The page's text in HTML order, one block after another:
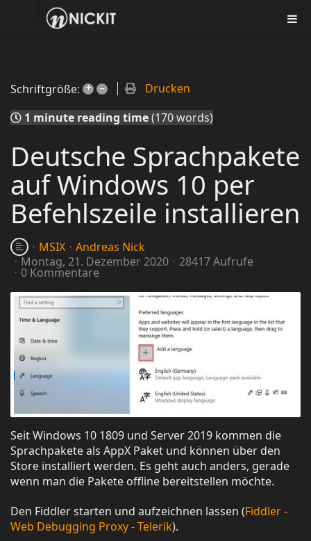
Schriftgröße: + –
Drucken
1 minute reading time(170 words)
Deutsche Sprachpakete
auf Windows 10 per
Befehlszeile installieren
MSIX
Andreas Nick
Montag, 21. Dezember 2020
28417 Aufrufe
0 Kommentare
Seit Windows 10 1809 und Server 2019 kommen die
Sprachpakete als AppX Paket und können über den
Store installiert werden. Es geht auch anders, gerade
wenn man die Pakete offline bereitstellen möchte.
Den Fiddler starten und aufzeichnen lassen (Fiddler -
Web Debugging Proxy - Telerik).